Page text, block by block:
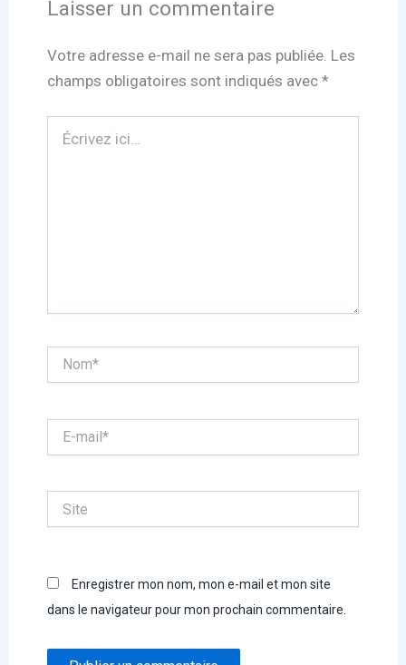
Laisser un commentaire
Votre adresse e-mail ne sera pas publiée. Les
champs obligatoires sont indiqués avec *
ici…
mail*
Enregistrer mon nom, mon e-mail et mon site
dans le navigateur pour mon prochain commentaire.